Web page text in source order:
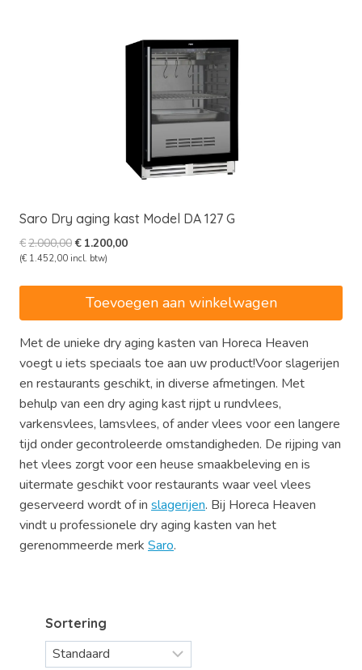
Saro Dry aging kast Model DA 127 G
€2.000,00Oorspronkelijke
prijs
€2.000,00.
€ 1.200,00Huidige
(€ 1.452,00 incl. btw)
Toevoegen aan winkelwagen
Met de unieke dry aging kasten van Horeca Heaven
voegt u iets speciaals toe aan uw product!Voor slagerijen
en restaurants geschikt, in diverse afmetingen. Met
behulp van een dry aging kast rijpt u rundvlees,
varkensvlees, lamsvlees, of ander vlees voor een langere
tijd onder gecontroleerde omstandigheden. De rijping van
het vlees zorgt voor een heuse smaakbeleving en is
uitermate geschikt voor restaurants waar veel vlees
geserveerd wordt of in slagerijen. Bij Horeca Heaven
vindt u professionele dry aging kasten van het
gerenommeerde merk Saro.
Sortering